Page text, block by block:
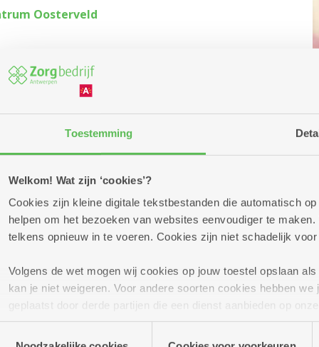
Toestemming
Welkom! Wat zijn ‘cookies’?
Cookies zijn kleine digitale tekstbestanden die automatisch
helpen om het bezoeken van websites eenvoudiger te
telkens opnieuw in te voeren. Cookies zijn niet schadelijk voor
Volgens de wet mogen wij cookies op jouw toestel opslaan
kan je niet weigeren. Voor andere soorten cookies hebben
geplaatst door derde partijen die een dienst aanbieden op
(geanonimiseerd) gebruik van onze site voor social media,
combineren met andere informatie die je aan hen verstrekte.
Oosterveld
12 augustus 2026